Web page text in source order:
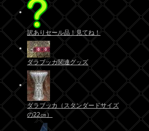
訳ありセール品！見てね！
ダラブッカ関連グッズ
ダラブッカ（スタンダードサイズ
の22㎝）